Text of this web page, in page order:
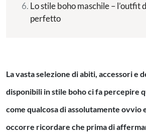
Lo stile boho maschile – l’outfit
perfetto
La vasta selezione di abiti, accessori e
disponibili in stile boho ci fa percepire
come qualcosa di assolutamente ovvio
occorre ricordare che prima di